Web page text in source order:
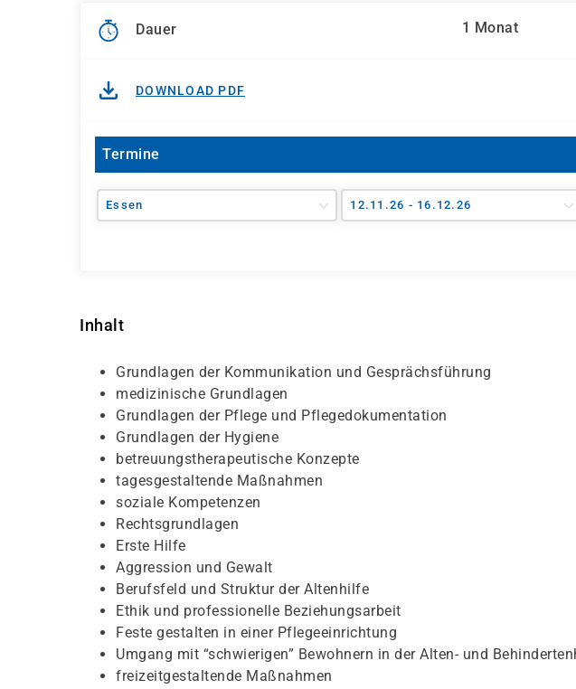
Dauer 1 Monat
DOWNLOAD PDF
Termine
Essen 12.11.26 - 16.12.26
Inhalt
Grundlagen der Kommunikation und Gesprächsführung
medizinische Grundlagen
Grundlagen der Pflege und Pflegedokumentation
Grundlagen der Hygiene
betreuungstherapeutische Konzepte
tagesgestaltende Maßnahmen
soziale Kompetenzen
Rechtsgrundlagen
Erste Hilfe
Aggression und Gewalt
Berufsfeld und Struktur der Altenhilfe
Ethik und professionelle Beziehungsarbeit
Feste gestalten in einer Pflegeeinrichtung
Umgang mit “schwierigen” Bewohnern in der Alten- und
freizeitgestaltende Maßnahmen